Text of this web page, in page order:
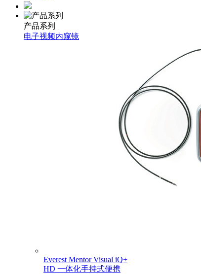
产品系列
电子视频内窥镜
Everest Mentor Visual iQ+
HD 一体化手持式便携